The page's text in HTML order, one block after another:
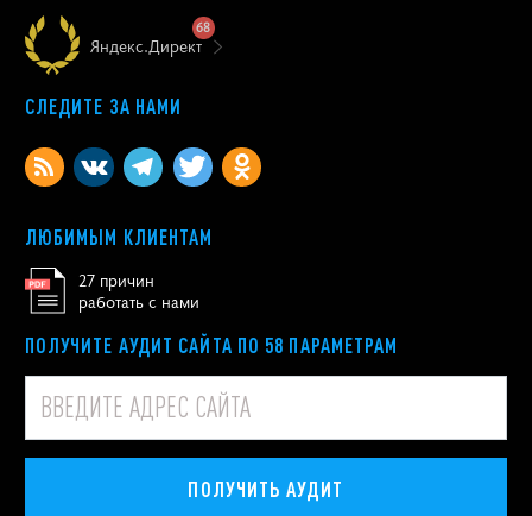
Яндекс.Директ
68
СЛЕДИТЕ ЗА НАМИ
ЛЮБИМЫМ КЛИЕНТАМ
27 причин
работать с нами
ПОЛУЧИТЕ АУДИТ САЙТА ПО 58 ПАРАМЕТРАМ
ПОЛУЧИТЬ АУДИТ